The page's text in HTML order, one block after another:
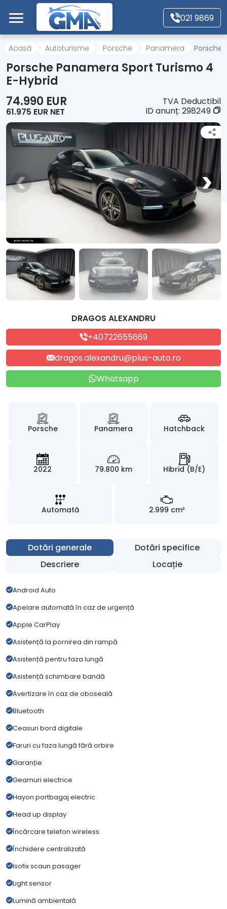
Mergi direct la conținutul principal
021 9869
Acasă
Autoturisme
Motociclete
Autoutilitare
Alte tipuri vehicule
Despre Noi
Acasă Autoturisme Porsche Panamera Porsche
Porsche Panamera Sport Turismo 4
E-Hybrid
74.990 EUR
61.975 EUR NET
TVA Deductibil
ID anunț: 298249
DRAGOS ALEXANDRU
+40722655669
dragos.alexandru@plus-auto.ro
Whatsapp
Porsche Panamera Hatchback
2022 79.800 km Hibrid (B/E)
Automată 2.999 cm³
Dotări generale
Dotări specifice
Descriere
Locație
Android Auto
Apelare automată în caz de urgență
Apple CarPlay
Asistență la pornirea din rampă
Asistență pentru faza lungă
Asistență schimbare bandă
Avertizare în caz de oboseală
Bluetooth
Ceasuri bord digitale
Faruri cu faza lungă fără orbire
Garanție
Geamuri electrice
Hayon portbagaj electric
Head up display
Încărcare telefon wireless
Închidere centralizată
Isofix scaun pasager
Light sensor
Lumină ambientală